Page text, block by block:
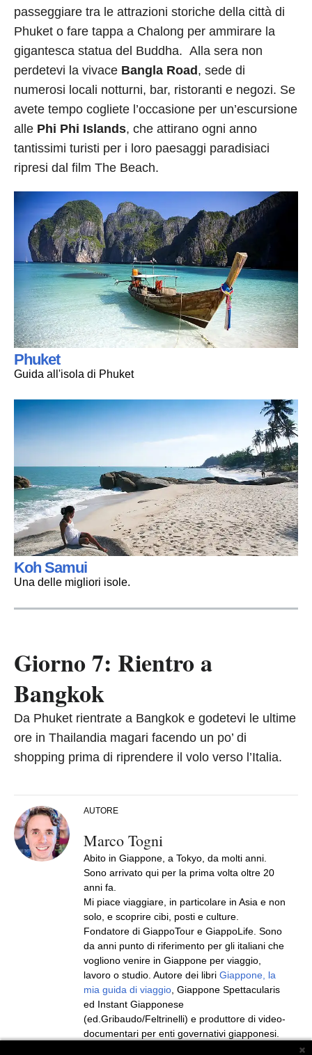
passeggiare tra le attrazioni storiche della città di
Phuket o fare tappa a Chalong per ammirare la
gigantesca statua del Buddha. Alla sera non
perdetevi la vivace Bangla Road, sede di
numerosi locali notturni, bar, ristoranti e negozi. Se
avete tempo cogliete l’occasione per un’escursione
alle Phi Phi Islands, che attirano ogni anno
tantissimi turisti per i loro paesaggi paradisiaci
ripresi dal film The Beach.
Phuket
Guida all'isola di Phuket
Koh Samui
Una delle migliori isole.
Giorno 7: Rientro a
Bangkok
Da Phuket rientrate a Bangkok e godetevi le ultime
ore in Thailandia magari facendo un po’ di
shopping prima di riprendere il volo verso l’Italia.
AUTORE
Marco Togni
Abito in Giappone, a Tokyo, da molti anni.
Sono arrivato qui per la prima volta oltre 20
anni fa.
Mi piace viaggiare, in particolare in Asia e non
solo, e scoprire cibi, posti e culture.
Fondatore di GiappoTour e GiappoLife. Sono
da anni punto di riferimento per gli italiani che
vogliono venire in Giappone per viaggio,
lavoro o studio. Autore dei libri Giappone, la
mia guida di viaggio , Giappone Spettacularis
ed Instant Giapponese
(ed.Gribaudo/Feltrinelli) e produttore di video-
documentari per enti governativi giapponesi.